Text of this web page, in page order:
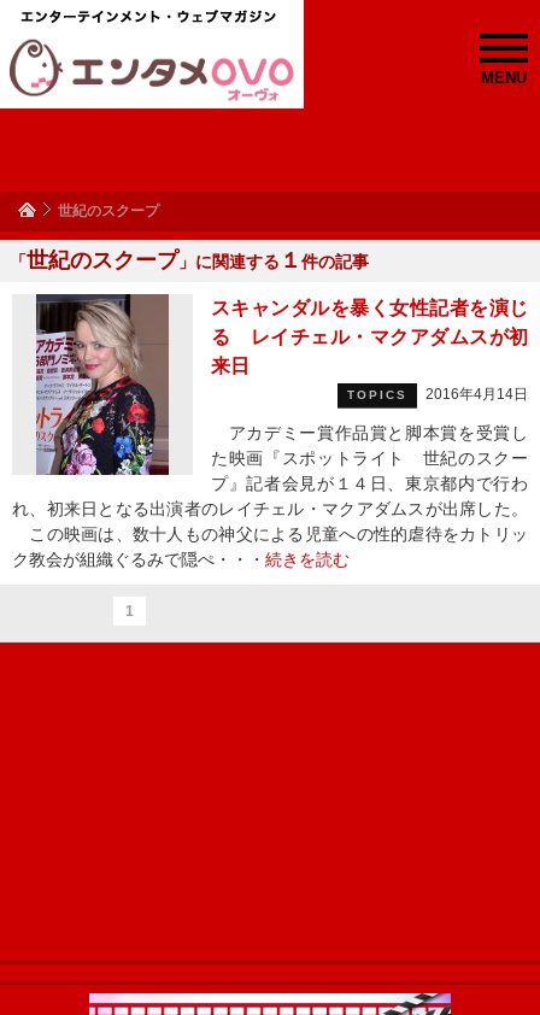
MENU
世紀のスクープ
「世紀のスクープ 」に関連する １ 件の記事
スキャンダルを暴く女性記者を演じ
る レイチェル・マクアダムスが初
来日
TOPICS 2016年4月14日
アカデミー賞作品賞と脚本賞を受賞し
た映画『スポットライト 世紀のスクー
プ』記者会見が１４日、東京都内で行わ
れ、初来日となる出演者のレイチェル・マクアダムスが出席した。
この映画は、数十人もの神父による児童への性的虐待をカトリッ
ク教会が組織ぐるみで隠ぺ・・・ 続きを読む
1